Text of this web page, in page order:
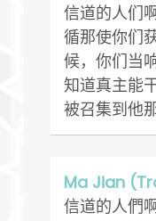
信道的人们
循那使你们
候，你们当
知道真主能
被召集到他
Ma Jian
信道的人們